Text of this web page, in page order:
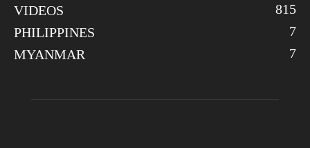
15
VIDEOS
8
PHILIPPINES
7
MYANMAR
7